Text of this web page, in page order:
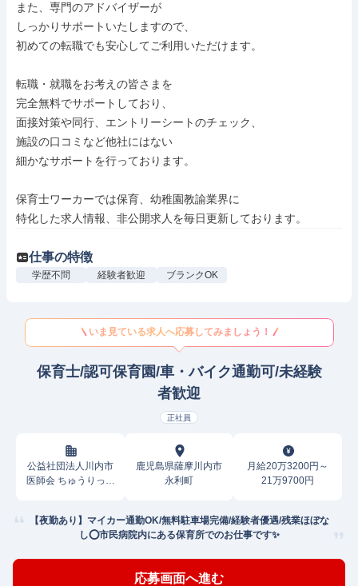
また、専門のアドバイザーが
しっかりサポートいたしますので、
初めての転職でも安心してご利用いただけます。
転職・就職をお考えの皆さまを
完全無料でサポートしており、
面接対策や同行、エントリーシートのチェック、
施設の口コミなど他社にはない
細かなサポートを行っております。
保育士ワーカーでは保育、幼稚園教諭業界に
特化した求人情報、非公開求人を毎日更新しております。
仕事の特徴
学歴不問 経験者歓迎 ブランクOK
いま見ている求人へ応募してみましょう！
保育士/認可保育園/車・バイク通勤可/未経験
者歓迎
正社員
公益社団法人川内市
医師会 ちゅうりっぷ
鹿児島県薩摩川内市
永利町
月給20万3200円～
21万9700円
【夜勤あり】マイカー通勤OK/無料駐車場完備/経験者優遇/残業ほぼな
し⭕市民病院内にある保育所でのお仕事です✨
応募画面へ進む